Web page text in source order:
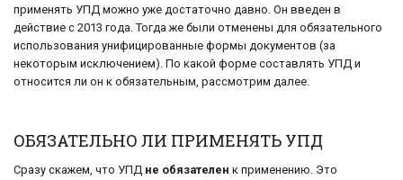
применять УПД можно уже достаточно давно. Он введен в
действие с 2013 года. Тогда же были отменены для обязательного
использования унифицированные формы документов (за
некоторым исключением). По какой форме составлять УПД и
относится ли он к обязательным, рассмотрим далее.
ОБЯЗАТЕЛЬНО ЛИ ПРИМЕНЯТЬ УПД
Сразу скажем, что УПД не обязателен к применению. Это